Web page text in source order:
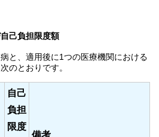
己負担限度額
と、適用後に1つの医療機関における
のとおりです。
自己
負担
限度